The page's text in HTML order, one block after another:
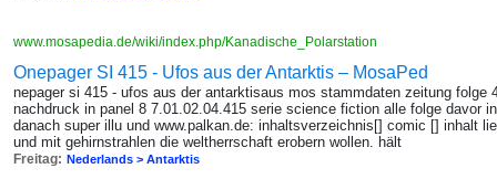
www.mosapedia.de/wiki/index.php/Kanadische_Polarstation
Onepager SI 415 - Ufos aus der Antarktis – MosaPed
nepager si 415 - ufos aus der antarktisaus mos stammdaten zeitung folge
nachdruck in panel 8 7.01.02.04.415 serie science fiction alle folge davor
danach super illu und www.palkan.de: inhaltsverzeichnis[] comic [] inhalt
und mit gehirnstrahlen die weltherrschaft erobern wollen. hält
Freitag: Nederlands > Antarktis